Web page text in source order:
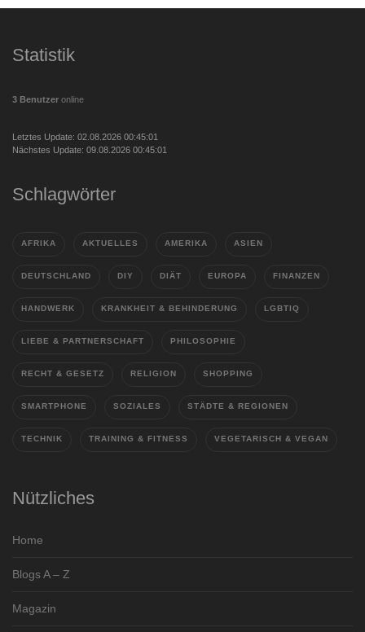
Statistik
3 Benutzer online
Letztes Update: 02.08.2026 00:45:01
Nächstes Update: 09.08.2026 00:45:01
Schlagwörter
AFRIKA AKTUELLES AMERIKA ASIEN
DEUTSCHLAND DIY DIÄT EUROPA FINANZEN
HANDWERK KRANKHEIT & BEHINDERUNG LGBTIQ
LIEBE & PARTNERSCHAFT PHILOSOPHIE
RECHT & GESETZ RELIGION SHOPPING
SMARTPHONE SOZIALES STÄDTE & REGIONEN
TECHNIK TRAINING & FITNESS VEGETARISCH & VEGAN
Nützliches
Home
Blogs A – Z
Magazin